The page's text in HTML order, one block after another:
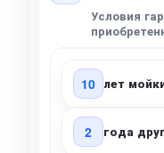
Условия
10 лет
2 года